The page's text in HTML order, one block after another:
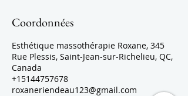
Coordonnées
Esthétique massothérapie Roxane, 345
Rue Plessis, Saint-Jean-sur-Richelieu, QC,
Canada
+15144757678
roxaneriendeau123@gmail.com